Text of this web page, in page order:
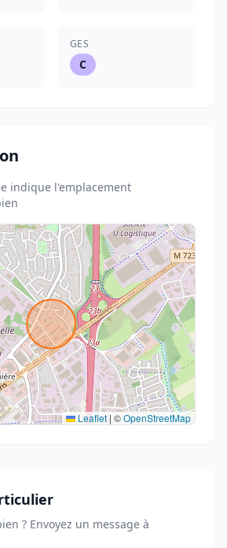
GES
C
indique l'emplacement
Leaflet | ©OpenStreetMap
? Envoyez un message à